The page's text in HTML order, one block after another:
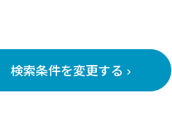
検索条件を変更する keyboard_arrow_right